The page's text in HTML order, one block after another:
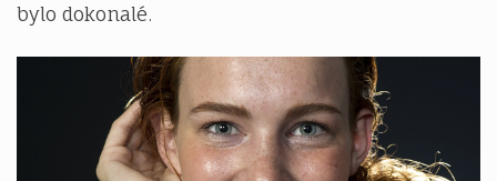
bylo dokonalé.